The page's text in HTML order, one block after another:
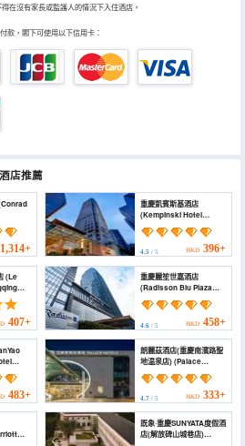
在沒有家長或監護人的情況下入住酒店。
款，閣下可使用以下信用卡：
店推薦
1,314+
重慶凱賓斯基酒店
(Kempinski Hotel
Chongqing)
4.5/ 5 HKD 396+
407+
重慶麗笙世嘉酒店
(Radisson Blu Plaza
Chongqing)
4.6/ 5 HKD 458+
483+
朗麗茲酒店(重慶南濱路聖
地温泉店) (Palace
Hotels (Chongqing
Nanbin Road Holy Land
Hot Spring Branch))
4.7/ 5 HKD 333+
既象·重慶SUNYATA度假酒
店(解放碑山城巷店)